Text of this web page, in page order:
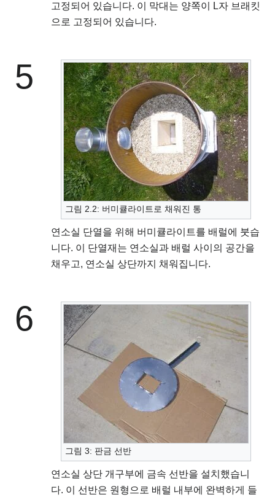
고정되어 있습니다. 이 막대는 양쪽이 L자 브래킷
으로 고정되어 있습니다.
5
그림 2.2: 버미큘라이트로 채워진 통
연소실 단열을 위해 버미큘라이트를 배럴에 붓습
니다. 이 단열재는 연소실과 배럴 사이의 공간을
채우고, 연소실 상단까지 채워집니다.
6
그림 3: 판금 선반
연소실 상단 개구부에 금속 선반을 설치했습니
다. 이 선반은 원형으로 배럴 내부에 완벽하게 들